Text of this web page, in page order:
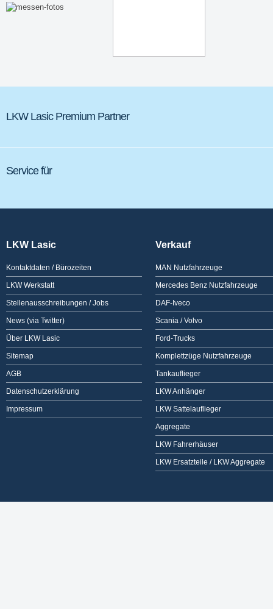
LKW Lasic Premium Partner
Service für
LKW Lasic
Kontaktdaten / Bürozeiten
LKW Werkstatt
Stellenausschreibungen / Jobs
News (via Twitter)
Über LKW Lasic
Sitemap
AGB
Datenschutzerklärung
Impressum
Verkauf
MAN Nutzfahrzeuge
Mercedes Benz Nutzfahrzeuge
DAF-Iveco
Scania / Volvo
Ford-Trucks
Komplettzüge Nutzfahrzeuge
Tankauflieger
LKW Anhänger
LKW Sattelauflieger
Aggregate
LKW Fahrerhäuser
LKW Ersatzteile / LKW Aggregate